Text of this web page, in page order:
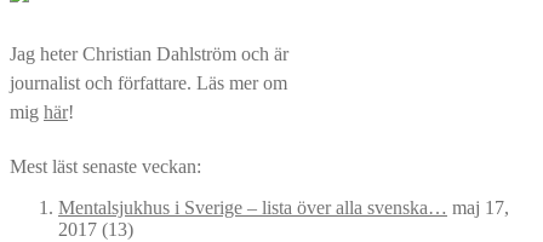
Jag heter Christian Dahlström och är
journalist och författare. Läs mer om
mig här!
Mest läst senaste veckan:
Mentalsjukhus i Sverige – lista över alla svenska… maj 17,
2017 (13)